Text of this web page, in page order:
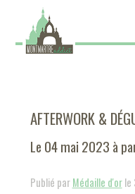
AFTERWORK &
Le 04 mai 2023 à
Publié parMédaille d'orle